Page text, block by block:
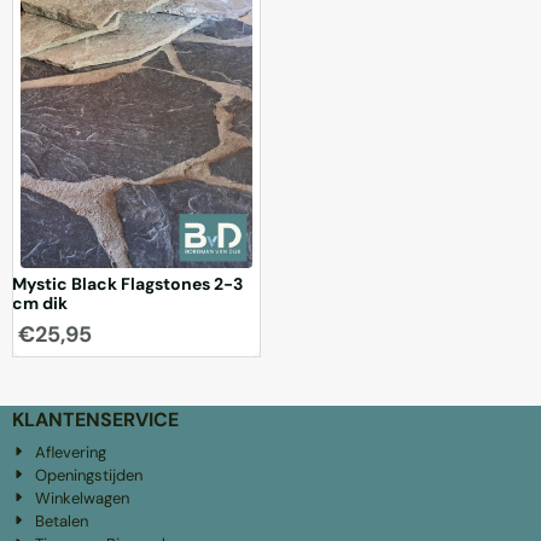
flagstones zijn prachtige kwa...
Mystic Black Flagstones 2-3
cm dik
€25,95
KLANTENSERVICE
Aflevering
Openingstijden
Winkelwagen
Betalen